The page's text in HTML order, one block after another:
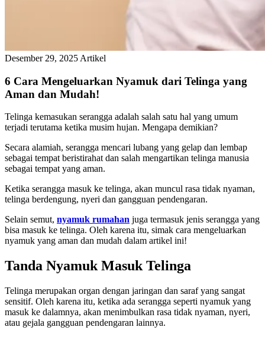
Desember 29, 2025 Artikel
6 Cara Mengeluarkan Nyamuk dari Telinga yang
Aman dan Mudah!
Telinga kemasukan serangga adalah salah satu hal yang umum
terjadi terutama ketika musim hujan. Mengapa demikian?
Secara alamiah, serangga mencari lubang yang gelap dan lembap
sebagai tempat beristirahat dan salah mengartikan telinga manusia
sebagai tempat yang aman.
Ketika serangga masuk ke telinga, akan muncul rasa tidak nyaman,
telinga berdengung, nyeri dan gangguan pendengaran.
Selain semut, nyamuk rumahan juga termasuk jenis serangga yang
bisa masuk ke telinga. Oleh karena itu, simak cara mengeluarkan
nyamuk yang aman dan mudah dalam artikel ini!
Tanda Nyamuk Masuk Telinga
Telinga merupakan organ dengan jaringan dan saraf yang sangat
sensitif. Oleh karena itu, ketika ada serangga seperti nyamuk yang
masuk ke dalamnya, akan menimbulkan rasa tidak nyaman, nyeri,
atau gejala gangguan pendengaran lainnya.